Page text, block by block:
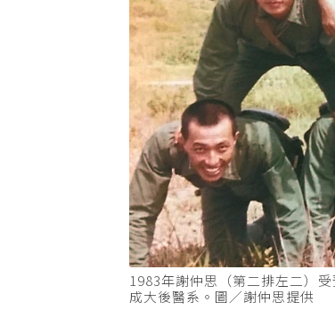
1983年謝仲思（第二排左二）
成大後醫系。圖／謝仲思提供